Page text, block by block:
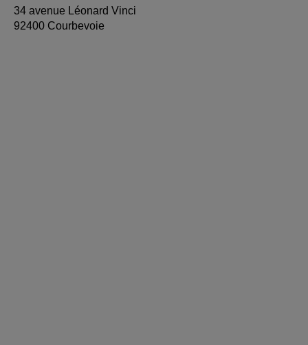
34 avenue Léonard Vinci
92400 Courbevoie